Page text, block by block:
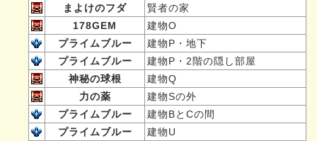
まよけのフダ
賢者の家
178GEM
建物O
プライムブルー
建物P・地下
プライムブルー
建物P・2階の隠し部屋
神秘の球根
建物Q
力の薬
建物Sの外
プライムブルー
建物BとCの間
プライムブルー
建物U